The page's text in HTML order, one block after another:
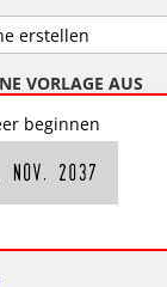
VORLAGE AUS
beginnen